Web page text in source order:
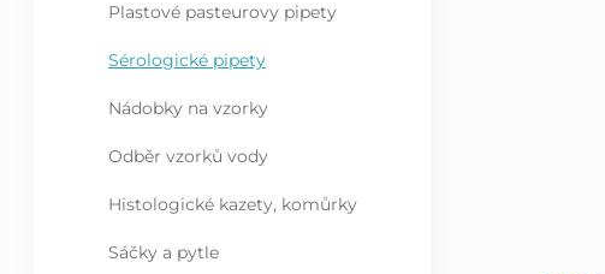
Plastové pasteurovy pipety
Sérologické pipety
Nádobky na vzorky
Odběr vzorků vody
Histologické kazety, komůrky
Sáčky a pytle